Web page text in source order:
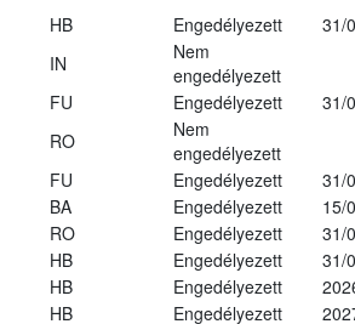
HB Engedélyezett
31/
IN
Nem
engedélyezett
FU Engedélyezett
31/
RO
Nem
engedélyezett
FU Engedélyezett
31/
BA Engedélyezett
15/
RO Engedélyezett
31/
HB Engedélyezett
31/
HB Engedélyezett
HB Engedélyezett